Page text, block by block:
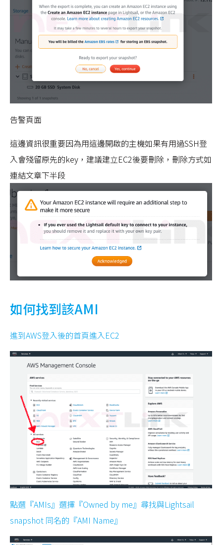
告警頁面
這邊資訊很重要因為用這邊開啟的主機如果有用過SSH登
入會殘留原先的key，建議建立EC2後要刪除，刪除方式如
連結文章下半段
如何找到該AMI
進到AWS登入後的首頁進入EC2
點選『AMIs』選擇『Owned by me』尋找與Lightsail
snapshot 同名的『AMI Name』